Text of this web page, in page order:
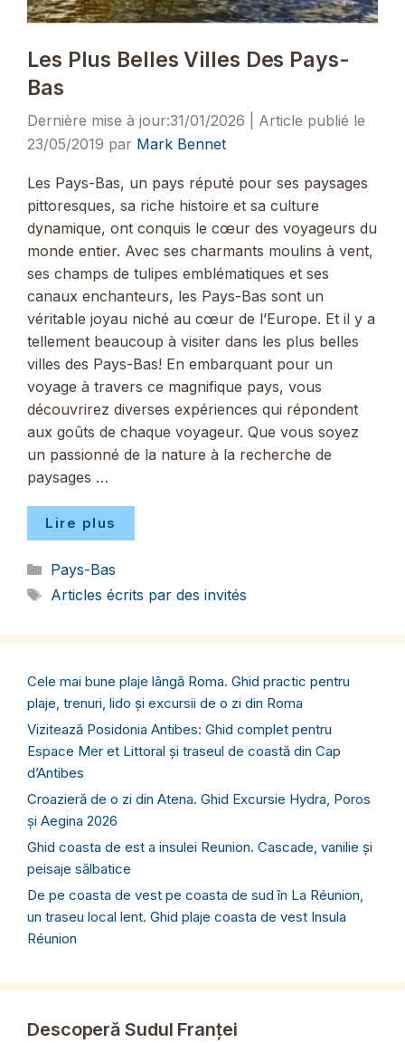
Les Plus Belles Villes Des Pays-
Bas
31/01/2026
23/05/2019 par Mark Bennet
Les Pays-Bas, un pays réputé pour ses paysages
pittoresques, sa riche histoire et sa culture
dynamique, ont conquis le cœur des voyageurs du
monde entier. Avec ses charmants moulins à vent,
ses champs de tulipes emblématiques et ses
canaux enchanteurs, les Pays-Bas sont un
véritable joyau niché au cœur de l’Europe. Et il y a
tellement beaucoup à visiter dans les plus belles
villes des Pays-Bas! En embarquant pour un
voyage à travers ce magnifique pays, vous
découvrirez diverses expériences qui répondent
aux goûts de chaque voyageur. Que vous soyez
un passionné de la nature à la recherche de
paysages …
Lire plus
Catégories
Pays-Bas
Étiquettes
Articles écrits par des invités
Cele mai bune plaje lângă Roma. Ghid practic pentru
plaje, trenuri, lido și excursii de o zi din Roma
Vizitează Posidonia Antibes: Ghid complet pentru
Espace Mer et Littoral și traseul de coastă din Cap
d’Antibes
Croazieră de o zi din Atena. Ghid Excursie Hydra, Poros
și Aegina 2026
Ghid coasta de est a insulei Reunion. Cascade, vanilie și
peisaje sălbatice
De pe coasta de vest pe coasta de sud în La Réunion,
un traseu local lent. Ghid plaje coasta de vest Insula
Réunion
Descoperă Sudul Franței